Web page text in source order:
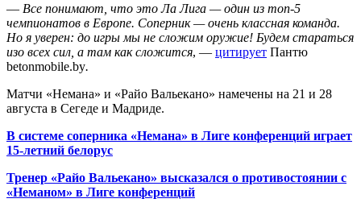
— Все понимают, что это Ла Лига — один из топ-5
чемпионатов в Европе. Соперник — очень классная команда.
Но я уверен: до игры мы не сложим оружие! Будем стараться
изо всех сил, а там как сложится, — цитирует Пантю
betonmobile.by.
Матчи «Немана» и «Райо Вальекано» намечены на 21 и 28
августа в Сегеде и Мадриде.
В системе соперника «Немана» в Лиге конференций играет
15-летний белорус
Тренер «Райо Вальекано» высказался о противостоянии с
«Неманом» в Лиге конференций